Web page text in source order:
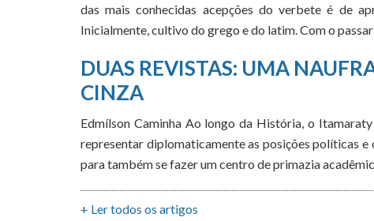
das mais conhecidas acepções do verbete é de
Inicialmente, cultivo do grego e do latim. Com o
DUAS REVISTAS: UMA
CINZA
Edmílson Caminha Ao longo da História, o
representar diplomaticamente as posições políticas e
para também se fazer um centro de primazia
+ Ler todos os artigos